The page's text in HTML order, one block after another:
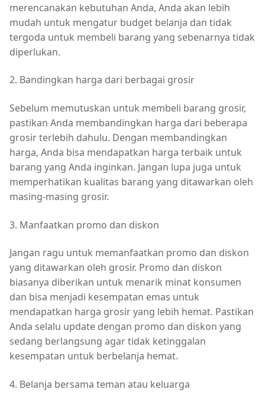
merencanakan kebutuhan Anda, Anda akan lebih
mudah untuk mengatur budget belanja dan tidak
tergoda untuk membeli barang yang sebenarnya tidak
diperlukan.
2. Bandingkan harga dari berbagai grosir
Sebelum memutuskan untuk membeli barang grosir,
pastikan Anda membandingkan harga dari beberapa
grosir terlebih dahulu. Dengan membandingkan
harga, Anda bisa mendapatkan harga terbaik untuk
barang yang Anda inginkan. Jangan lupa juga untuk
memperhatikan kualitas barang yang ditawarkan oleh
masing-masing grosir.
3. Manfaatkan promo dan diskon
Jangan ragu untuk memanfaatkan promo dan diskon
yang ditawarkan oleh grosir. Promo dan diskon
biasanya diberikan untuk menarik minat konsumen
dan bisa menjadi kesempatan emas untuk
mendapatkan harga grosir yang lebih hemat. Pastikan
Anda selalu update dengan promo dan diskon yang
sedang berlangsung agar tidak ketinggalan
kesempatan untuk berbelanja hemat.
4. Belanja bersama teman atau keluarga